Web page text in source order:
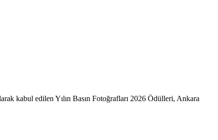
kabul edilen Yılın Basın Fotoğrafları 2026 Ödülleri, Ankara